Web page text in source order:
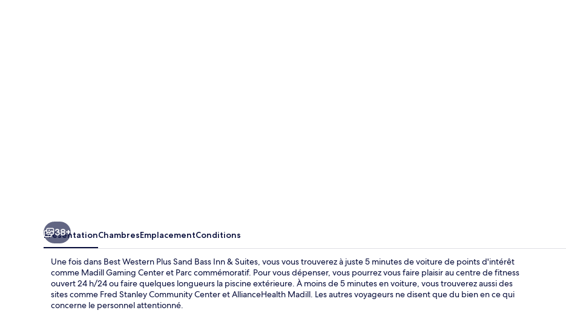
Extérieur
38+
PrésentationChambresEmplacementConditions
Une fois dans Best Western Plus Sand Bass Inn & Suites, vous vous trouverez à juste 5 minutes de voiture de points d'intérêt
comme Madill Gaming Center et Parc commémoratif. Pour vous dépenser, vous pourrez vous faire plaisir au centre de fitness
ouvert 24 h/24 ou faire quelques longueurs la piscine extérieure. À moins de 5 minutes en voiture, vous trouverez aussi des
sites comme Fred Stanley Community Center et AllianceHealth Madill. Les autres voyageurs ne disent que du bien en ce qui
concerne le personnel attentionné.